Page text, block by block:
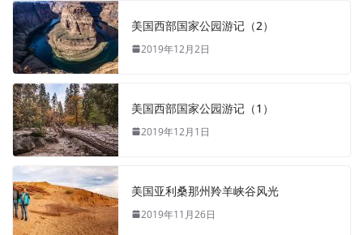
美国西部国家公园游记（2）
2019年12月2日
美国西部国家公园游记（1）
2019年12月1日
美国亚利桑那州羚羊峡谷风光
2019年11月26日